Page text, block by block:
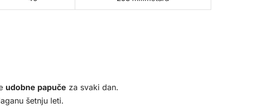
udobne papuče za svaki dan.
šetnju leti.